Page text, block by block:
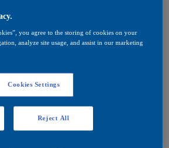
et cires
soin
de soin
en phase aqueuse
solvantée
you agree to the storing of cookies on your
analyze site usage, and assist in our marketing
Cookies Settings
Reject All